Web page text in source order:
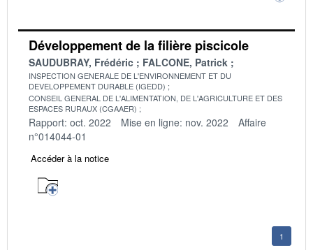
Développement de la filière piscicole
SAUDUBRAY, Frédéric FALCONE, Patrick
INSPECTION GENERALE DE L'ENVIRONNEMENT ET DU
DEVELOPPEMENT DURABLE (IGEDD)
CONSEIL GENERAL DE L'ALIMENTATION, DE L'AGRICULTURE ET DES
ESPACES RURAUX (CGAAER)
Rapport: oct. 2022 Mise en ligne: nov. 2022
Affaire
n°014044-01
Accéder à la notice
1